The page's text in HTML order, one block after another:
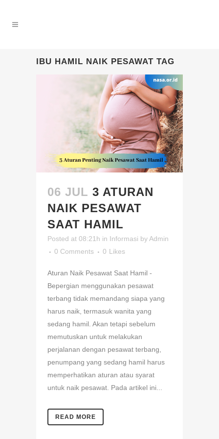
IBU HAMIL NAIK PESAWAT TAG
06 JUL 3 ATURAN
NAIK PESAWAT
SAAT HAMIL
Posted at 08:21h in Informasi byAdmin
0 Comments
0 Likes
Aturan Naik Pesawat Saat Hamil -
Bepergian menggunakan pesawat
terbang tidak memandang siapa yang
harus naik, termasuk wanita yang
sedang hamil. Akan tetapi sebelum
memutuskan untuk melakukan
perjalanan dengan pesawat terbang,
penumpang yang sedang hamil harus
memperhatikan aturan atau syarat
untuk naik pesawat. Pada artikel ini...
READ MORE